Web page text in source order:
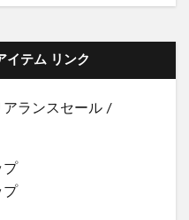
イテム リンク
アランスセール /
プ
プ